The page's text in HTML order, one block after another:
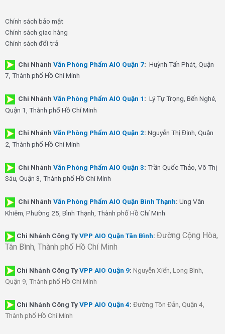
Chính sách bảo mật
Chính sách giao hàng
Chính sách đổi trả
Chi Nhánh Văn Phòng Phẩm AIO Quận 7: Huỳnh Tấn Phát, Quận
7, Thành phố Hồ Chí Minh
Chi Nhánh Văn Phòng Phẩm AIO Quận 1: Lý Tự Trọng, Bến Nghé,
Quận 1, Thành phố Hồ Chí Minh
Chi Nhánh Văn Phòng Phẩm AIO Quận 2: Nguyễn Thị Định, Quận
2, Thành phố Hồ Chí Minh
Chi Nhánh Văn Phòng Phẩm AIO Quận 3: Trần Quốc Thảo, Võ Thị
Sáu, Quận 3, Thành phố Hồ Chí Minh
Chi Nhánh Văn Phòng Phẩm AIO Quận Bình Thạnh: Ung Văn
Khiêm, Phường 25, Bình Thạnh, Thành phố Hồ Chí Minh
Chi Nhánh Công TyVPP AIO Quận Tân Bình: Đường Cộng Hòa,
Tân Bình, Thành phố Hồ Chí Minh
Chi Nhánh Công TyVPP AIO Quận 9: Nguyễn Xiển, Long Bình,
Quận 9, Thành phố Hồ Chí Minh
Chi Nhánh Công TyVPP AIO Quận 4: Đường Tôn Đản, Quận 4,
Thành phố Hồ Chí Minh